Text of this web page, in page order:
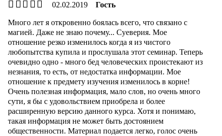
02.02.2019 Гость
Много лет я откровенно боялась всего, что связано с
магией. Даже не знаю почему... Суеверия. Мое
отношение резко изменилось когда я из чистого
любопытства купила и прослушала этот семинар. Теперь
очевидно одно - много бед человеческих проистекают из
незнания, то есть, от недостатка информации. Мое
отношение к предмету изучения изменилось в корне!
Очень полезная информация, мало слов, но очень много
сути, я бы с удовольствием приобрела и более
расширенную версию данного курса. Хотя и понимаю,
такая информация не может быть достоянием
общественности. Материал подается легко, голос очень